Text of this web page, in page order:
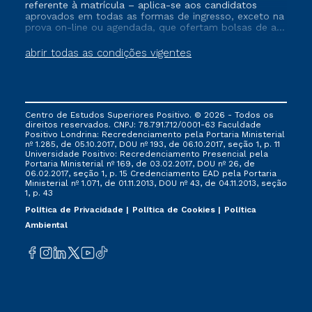
abrir todas as condições vigentes
referente à matrícula – aplica-se aos candidatos
aprovados em todas as formas de ingresso, exceto na
prova on-line ou agendada, que ofertam bolsas de até
vigente, que ainda não tenham efetivado e/ou não
tenham cancelado ou trancado sua matrícula em uma
via FIES, Prouni e outros programas governamentais, e
não se acumula com nenhuma outra campanha
ofertada pela Instituição.
Centro de Estudos Superiores Positivo. © 2026 - Todos os
direitos reservados. CNPJ: 78.791.712/0001-63 Faculdade
Positivo Londrina: Recredenciamento pela Portaria Ministerial
nº 1.285, de 05.10.2017, DOU nº 193, de 06.10.2017, seção 1, p. 11
Universidade Positivo: Recredenciamento Presencial ​pela
Portaria Ministerial nº 169, de 03.02.2017, DOU nº 26, de
06.02.2017, seção 1, p. 15 Credenciamento EAD pela Portaria
Ministerial nº 1.071, de 01.11.2013, DOU nº 43, de 04.11.2013, seção
1, p. 43
Política de Privacidade
Política de Cookies
Política
Ambiental